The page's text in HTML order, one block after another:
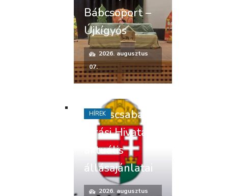
Bábcsoport –
Újkígyós
2026. augusztus
07.
Békéscsabai
Járási Hivatal
aktuális
állásajánlatai
2026. augusztus
HÍREK